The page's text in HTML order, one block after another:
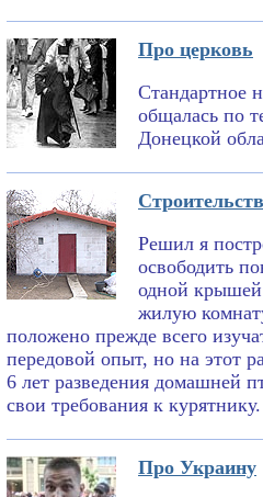
Про церковь
Стандартное
общалась по
Донецкой
Решил я
освободить
одной крышей
жилую
положено прежде всего
передовой опыт, но на этот
6 лет разведения домашней
свои требования к курятнику.
Про Украину